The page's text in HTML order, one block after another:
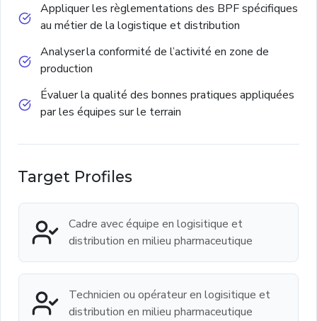
Appliquer les règlementations des BPF spécifiques
au métier de la logistique et distribution
Analyser la conformité de l’activité en zone de
production
Évaluer la qualité des bonnes pratiques appliquées
par les équipes sur le terrain
Target Profiles
Cadre avec équipe en logisitique et
distribution en milieu pharmaceutique
Technicien ou opérateur en logisitique et
distribution en milieu pharmaceutique